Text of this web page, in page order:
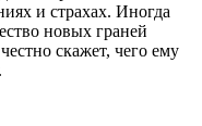
и страхах. Иногда
новых граней
скажет, чего ему